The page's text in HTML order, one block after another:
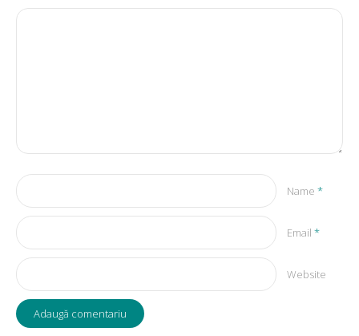
Name *
Email *
Website